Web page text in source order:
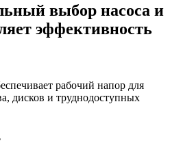
выбор насоса и
эффективность
рабочий напор для
дисков и труднодоступных